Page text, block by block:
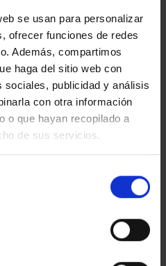
se usan para personalizar
ofrecer funciones de redes
Además, compartimos
haga del sitio web con
sociales, publicidad y análisis
con otra información
o que hayan recopilado a
de sus servicios.
CIUDADES PATRIMONIO
- ALCALÁ DE HENARES